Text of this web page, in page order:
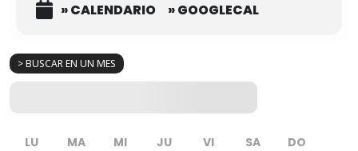
> BUSCAR EN UN MES
LU MA MI JU VI SA DO
» CALENDARIO » GOOGLECAL